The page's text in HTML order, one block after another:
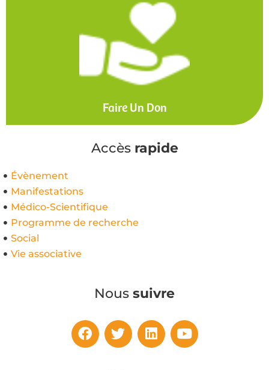
Faire Un Don
Accès rapide
Évènement
Manifestations
Médico-Scientifique
Programme de recherche
Social
Vie associative
Nous suivre